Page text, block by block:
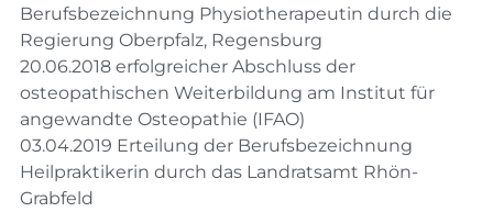
Berufsbezeichnung Physiotherapeutin durch die
Regierung Oberpfalz, Regensburg
20.06.2018 erfolgreicher Abschluss der
osteopathischen Weiterbildung am Institut für
angewandte Osteopathie (IFAO)
03.04.2019 Erteilung der Berufsbezeichnung
Heilpraktikerin durch das Landratsamt Rhön-
Grabfeld